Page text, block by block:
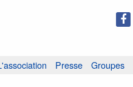
Groupes
Presse